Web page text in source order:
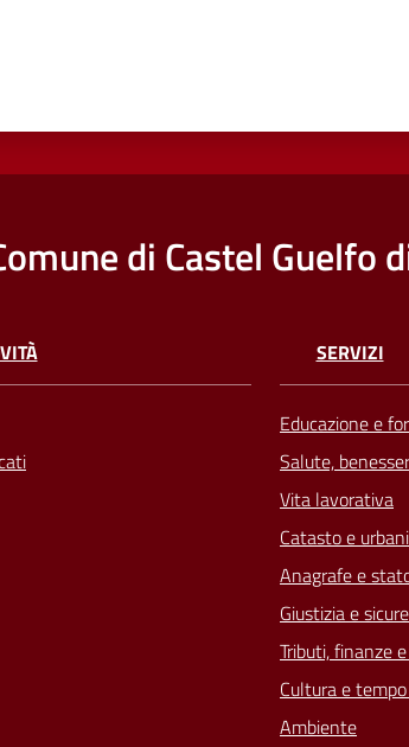
di Castel Guelfo
SERVIZI
Educazione e
Salute,
Vita lavorativa
Catasto e
Anagrafe e
Giustizia e
Tributi, finanze
Cultura e
Ambiente